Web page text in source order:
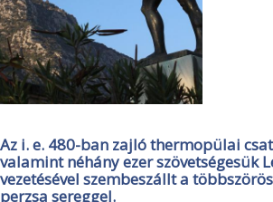
Az i. e. 480-ban zajló thermopülai
valamint néhány ezer szövetségesük
vezetésével szembeszállt a
perzsa sereggel.